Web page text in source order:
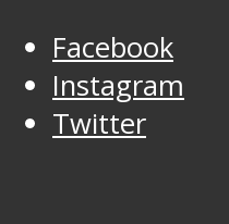
Facebook
Instagram
Twitter